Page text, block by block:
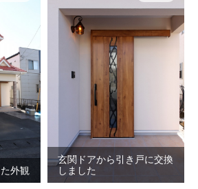
外観
玄関ドアから引き戸に交換
しました